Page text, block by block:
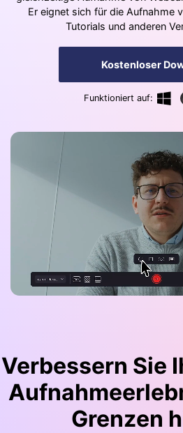
Er eignet sich für die Aufnahme
Tutorials und anderen
Kostenloser
Funktioniert auf:
Verbessern Sie
Grenzen